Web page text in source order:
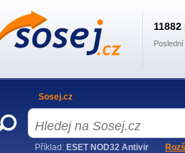
11882
Sosej.cz
Příklad: ESET NOD32 Antivir